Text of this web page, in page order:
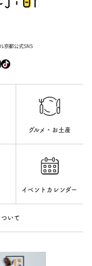
京都公式SNS
グルメ・お土産
イベントカレンダー
いて